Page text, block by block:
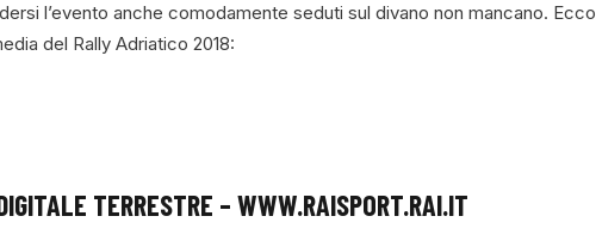
l’evento anche comodamente seduti sul divano non mancano. Ecco
del Rally Adriatico 2018:
TERRESTRE – WWW.RAISPORT.RAI.IT